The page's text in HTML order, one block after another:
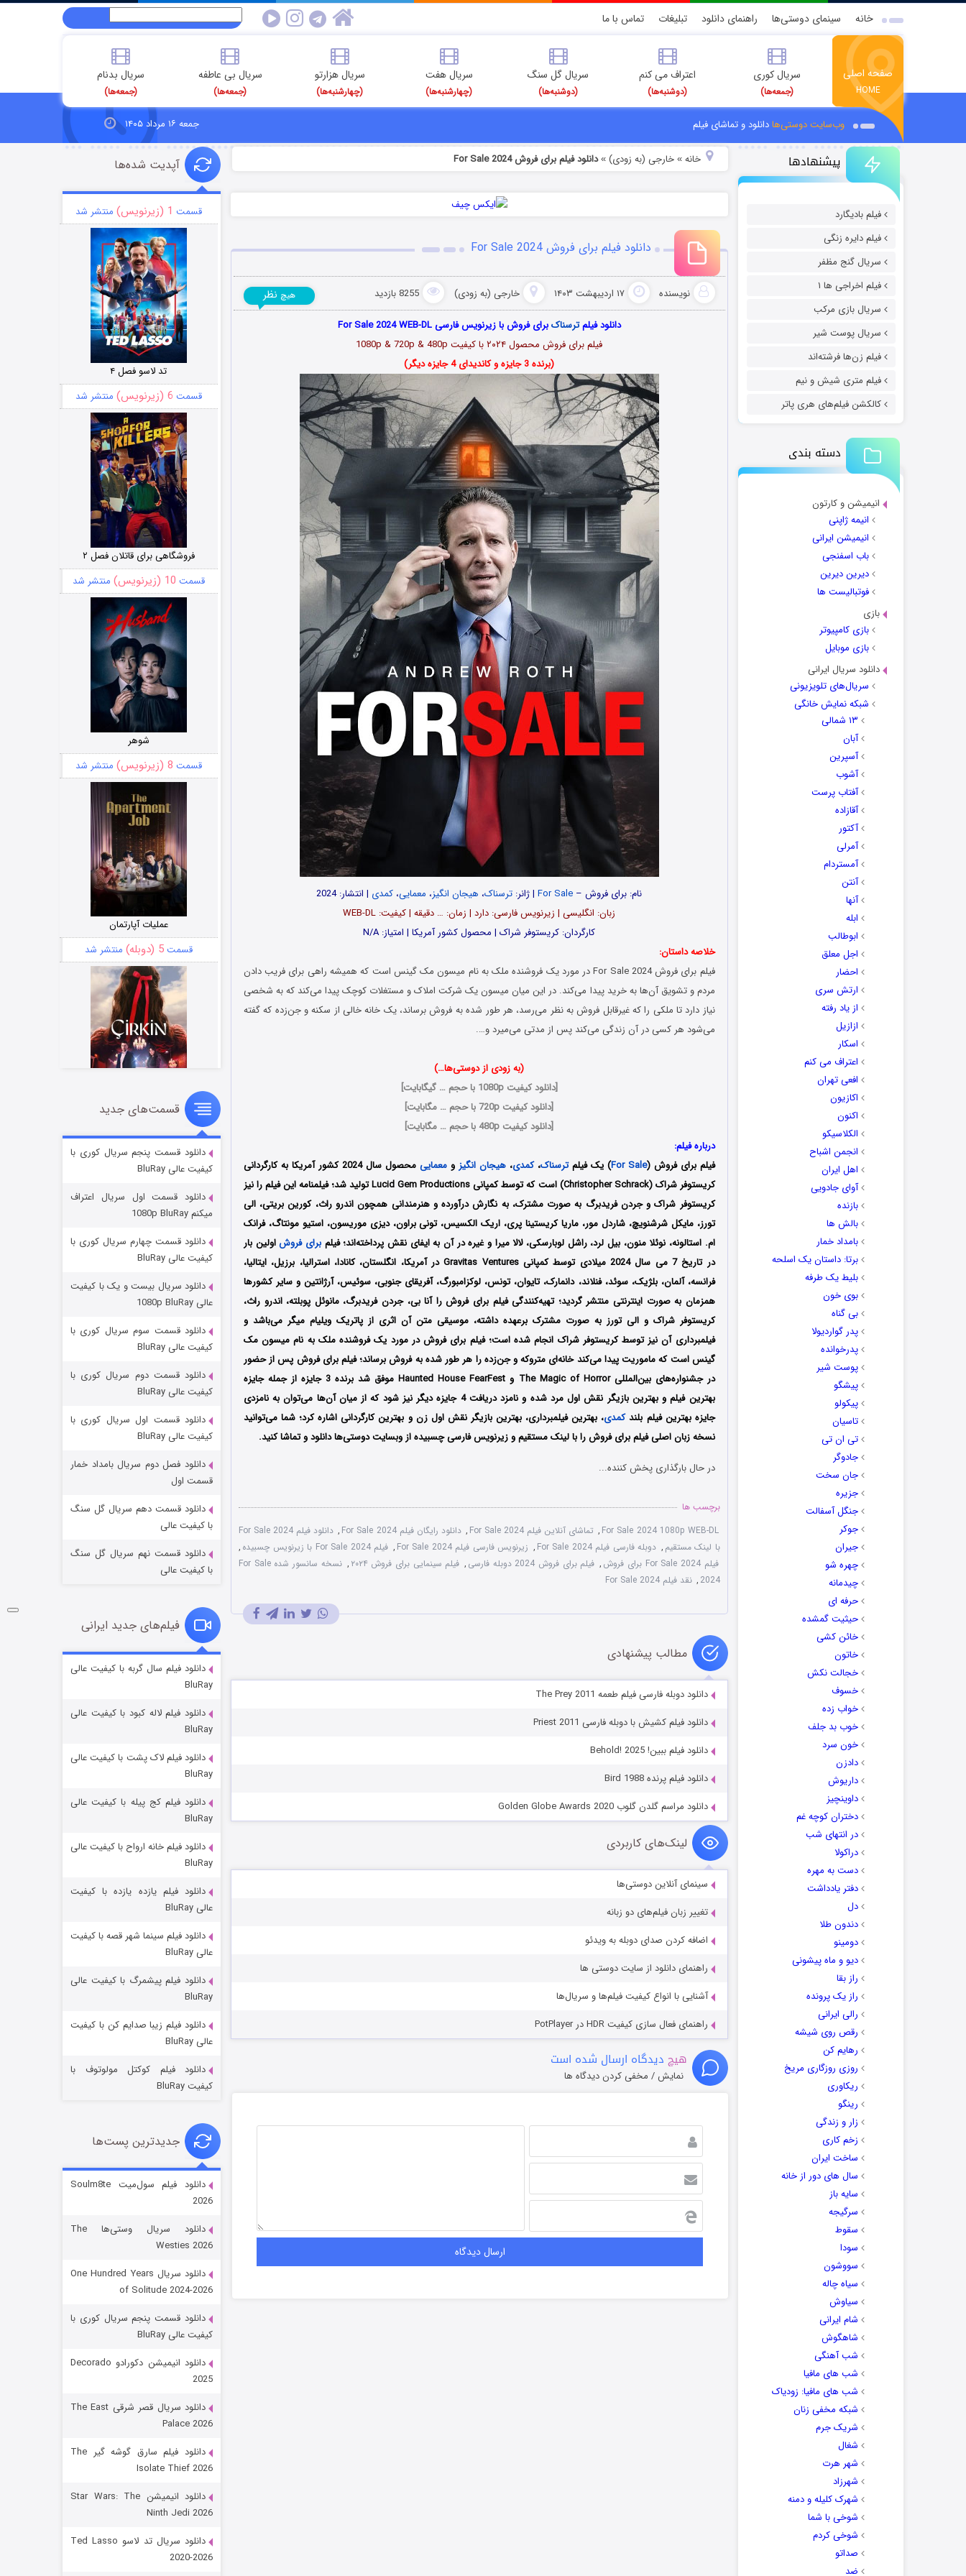
خانه سینمای دوستی‌ها راهنمای دانلود تبلیغات تماس با ما
صفحه اصلی
HOME
سریال کوری
(جمعه‌ها)
اعتراف می کنم
(دوشنبه‌ها)
سریال گل سنگ
(دوشنبه‌ها)
سریال هفت
(چهارشنبه‌ها)
سریال هزارتو
(چهارشنبه‌ها)
سریال بی عاطفه
(جمعه‌ها)
سریال بدنام
(جمعه‌ها)
وب‌سایت دوستی‌هادانلود و تماشای فیلم جمعه ۱۶ مرداد ۱۴۰۵
پیشنهادها
فیلم بادیگارد
فیلم دایره زنگی
سریال گنج مظفر
فیلم اخراجی ها ۱
سریال بازی مرکب
سریال پوست شیر
فیلم زن‌ها فرشته‌اند
فیلم متری شیش و نیم
کالکشن فیلم‌های هری پاتر
دسته بندی
انیمیشن و کارتون
انیمه ژاپنی
انیمیشن ایرانی
باب اسفنجی
دیرین دیرین
فوتبالیست ها
بازی
بازی کامپیوتر
بازی موبایل
دانلود سریال ایرانی
سریال‌های تلویزیونی
شبکه نمایش خانگی
۱۳ شمالی
آبان
آسپرین
آشوب
آفتاب پرست
آقازاده
آکتور
آمرلی
آمستردام
آنتن
آنها
ابله
ابوطالب
اجل معلق
احضار
ارتش سری
از یاد رفته
ازازیل
اسکار
اعتراف می کنم
افعی تهران
اکازیون
اکنون
الکلاسیکو
انجمن اشباح
اهل ایران
آوای جادویی
بازنده
بالش ها
بامداد خمار
برتا: داستان یک اسلحه
بلیط یک‌‌ طرفه
بوی خون
بی گناه
پدر گواردیولا
پدرخوانده
پوست شیر
پیشگو
پیکولو
تاسیان
تی ان تی
جادوگر
جان سخت
جزیره
جنگل آسفالت
جوکر
جیران
چهره شو
چیدمانه
حرفه ای
حیثیت گمشده
خائن کشی
خاتون
خجالت نکش
خسوف
خواب زده
خوب بد جلف
خون سرد
دادزن
داریوش
داوینچیز
دختران کوچه غم
در انتهای شب
دراکولا
دست به مهره
دفتر یادداشت
دل
دندون طلا
دومینو
دیو و ماه پیشونی
راز بقا
راز یک پرونده
رالی ایرانی
رقص روی شیشه
رهایم کن
روزی روزگاری مریخ
ریکاوری
رینگو
زار و زندگی
زخم کاری
ساخت ایران
سال های دور از خانه
سایه باز
سرگیجه
سقوط
سودا
سووشون
سیاه چاله
سیاوش
شام ایرانی
شاهگوش
شب آهنگی
شب های مافیا
شب های مافیا: زودیاک
شبکه مخفی زنان
شریک جرم
شغال
شهر هرت
شهرزاد
شهرک کلیله و دمنه
شوخی با شما
شوخی کردم
صداتو
ضد
خانه» خارجی (به زودی)»دانلود فیلم برای فروش For Sale 2024
دانلود فیلم برای فروش For Sale 2024
نویسنده ۱۷ اردیبهشت ۱۴۰۳ خارجی (به زودی) 8255 بازدید هیچ نظر
دانلود فیلمترسناکبرای فروش با زیرنویس فارسی For Sale 2024 WEB-DL
فیلم برای فروش محصول ۲۰۲۴ با کیفیت 1080p & 720p & 480p
(برنده 3 جایزه و کاندیدای 4 جایزه دیگر)
نام: برای فروش – For Sale| ژانر: ترسناک، هیجان انگیز، معمایی، کمدی | انتشار: 2024
زبان: انگلیسی | زیرنویس فارسی: دارد | زمان: … دقیقه | کیفیت: WEB-DL
کارگردان: کریستوفر شراک | محصول کشور آمریکا | امتیاز: N/A
خلاصه داستان:
فیلم برای فروش For Sale 2024 در مورد یک فروشنده ملک به نام میسون مک گینس است که همیشه راهی برای فریب دادن
مردم و تشویق آن‌ها به خرید پیدا می‌کند. در این میان میسون یک شرکت املاک و مستغلات کوچک پیدا می‌کند که به شخصی
نیاز دارد تا ملکی را که غیرقابل فروش به نظر می‌رسد، هر طور شده به فروش برساند، یک خانه خالی از سکنه و جن‌زده که گفته
می‌شود هر کسی در آن زندگی می‌کند پس از مدتی می‌میرد و….
(به زودی از دوستی‌ها…)
[دانلود کیفیت 1080p با حجم … گیگابایت
]
[دانلود کیفیت 720p با حجم … مگابایت
]
[دانلود کیفیت 480p با حجم … مگابایت
]
درباره فیلم:
فیلم برای فروش (For Sale) یک فیلمترسناک،کمدی،هیجان انگیز ومعمایی
محصول سال 2024 کشور آمریکا به کارگردانی
کریستوفر شراک (Christopher Schrack) است که توسط کمپانی‌ Lucid Gem Productions تولید شد؛ فیلمنامه این فیلم را نیز
کریستوفر شراک و جردن فریدبرگ به صورت مشترک، به نگارش درآورده و هنرمندانی همچون اندرو راث، کورین بریتی، الی
تورز، مایکل شرشنویچ، شاردل مور، ماریا کریستینا پری، اریک الکسیس، تونی براون، دیزی موریسون، استیو مونتاگ، فرانک
ام. استالونه، نوئلا منون، بیل لرد، راشل لوبارسکی، لالا میرا و غیره در آن به ایفای نقش پرداخته‌اند؛ فیلمبرای فروشاولین بار
در تاریخ 7 می سال 2024 میلادی توسط کمپانی‌‌ Gravitas Ventures در آمریکا، انگلستان، کانادا، استرالیا، برزیل، ایتالیا،
فرانسه، آلمان، بلژیک، سوئد، فنلاند، دانمارک، تایوان، تونس، لوکزامبورگ، آفریقای جنوبی، سوئیس، آرژانتین و سایر کشورها
همزمان به صورت اینترنتی منتشر گردید؛ تهیه‌کنندگی فیلم برای فروش را آنا بی، جردن فریدبرگ، مانوئل پوبلته، اندرو راث،
کریستوفر شراک و الی تورز به صورت مشترک برعهده داشته، موسیقی متن آن اثری از پاتریک ویلیام میگر می‌باشد و
فیلمبرداری آن نیز توسط کریستوفر شراک انجام شده است؛ فیلم برای فروش در مورد یک فروشنده ملک به نام میسون مک
گینس است که ماموریت پیدا می‌کند خانه‌ای متروکه و جن‌زده را هر طور شده به فروش برساند؛ فیلم برای فروش پس از حضور
در جشنواره‌‌‌های بین‌المللی The Magic of Horror و Haunted House FearFest موفق شد برنده 3 جایزه از جمله جایزه
بهترین فیلم و بهترین بازیگر نقش اول مرد شده و نامزد دریافت 4 جایزه دیگر نیز شود که از میان آن‌ها می‌توان به نامزدی
جایزه بهترین فیلم بلندکمدی، بهترین فیلمبرداری، بهترین بازیگر نقش اول زن و بهترین کارگردانی اشاره کرد؛ شما می‌توانید
نسخه زبان اصلی فیلم برای فروش را با ‌لینک مستقیم و زیرنویس فارسی چسبیده از وبسایت دوستی‌ها دانلود و تماشا کنید.
در حال بارگذاری پخش کننده...
برچسب ها
For Sale 2024 1080p WEB-DL
, تماشای آنلاین فیلم For Sale 2024 , دانلود رایگان فیلم For Sale 2024 ,
دانلود فیلم For Sale 2024
با لینک مستقیم , دوبله فارسی فیلم For Sale 2024 , زیرنویس فارسی فیلم For Sale 2024 , فیلم For Sale 2024 با زیرنویس چسبیده
,
فیلم For Sale 2024 برای فروش
, فیلم برای فروش 2024 دوبله فارسی , فیلم سینمایی برای فروش ۲۰۲۴ ,
نسخه سانسور شده For Sale
2024
, نقد فیلم For Sale 2024
مطالب پیشنهادی
دانلود دوبله فارسی فیلم طعمه The Prey 2011
دانلود فیلم کشیش با دوبله فارسی Priest 2011
دانلود فیلم ببین! Behold! 2025
دانلود فیلم پرنده Bird 1988
دانلود مراسم گلدن گلوب Golden Globe Awards 2020
لینک‌های کاربردی
سینمای آنلاین دوستی‌ها
تغییر زبان فیلم‌های دو زبانه
اضافه کردن صدای دوبله به ویدئو
راهنمای دانلود از سایت دوستی ها
آشنایی با انواع کیفیت فیلم‌ها و سریال‌ها
راهنمای فعال سازی کیفیت HDR در PotPlayer
هیچ دیدگاه ارسال شده است
نمایش / مخفی کردن دیدگاه ها
آپدیت شده‌ها
قسمت 1 (زیرنویس) منتشر شد
تد لاسو فصل ۴
قسمت 6 (زیرنویس) منتشر شد
فروشگاهی برای قاتلان فصل ۲
قسمت 10 (زیرنویس) منتشر شد
شوهر
قسمت 8 (زیرنویس) منتشر شد
عملیات آپارتمان
قسمت5 (دوبله) منتشر شد
سریال زشت
قسمت2 (زیرنویس) منتشر شد
مردگان متحرک: شهر مرده ۳
شکست استوارت در نجات جهان
قسمت 7 (زیرنویس) منتشر شد
شوگر فصل ۲
قسمت
خاندان اژدها فصل ۳
جادوگری در مغولستان
قسمت6 (زیرنویس)
رویایی برای تو
قسمت15 (دوبله)
قسمت‌های جدید
دانلود قسمت پنجم سریال کوری با
کیفیت عالی BluRay
دانلود قسمت اول سریال اعتراف
میکنم 1080p BluRay
دانلود قسمت چهارم سریال کوری با
کیفیت عالی BluRay
دانلود سریال بیست و یک با کیفیت
عالی 1080p BluRay
دانلود قسمت سوم سریال کوری با
کیفیت عالی BluRay
دانلود قسمت دوم سریال کوری با
کیفیت عالی BluRay
دانلود قسمت اول سریال کوری با
کیفیت عالی BluRay
دانلود فصل دوم سریال بامداد خمار
قسمت اول
دانلود قسمت دهم سریال گل سنگ
با کیفیت عالی
دانلود قسمت نهم سریال گل سنگ
با کیفیت عالی
فیلم‌های جدید ایرانی
دانلود فیلم سال گربه با کیفیت عالی
BluRay
دانلود فیلم لاله کبود با کیفیت عالی
BluRay
دانلود فیلم لاک پشت با کیفیت عالی
BluRay
دانلود فیلم کج‌ پیله با کیفیت عالی
BluRay
دانلود فیلم خانه ارواح با کیفیت عالی
BluRay
دانلود فیلم یازده یازده با کیفیت
عالی BluRay
دانلود فیلم سینما شهر قصه با کیفیت
عالی BluRay
دانلود فیلم پیشمرگ با کیفیت عالی
BluRay
دانلود فیلم زیبا صدایم کن با کیفیت
عالی BluRay
دانلود فیلم کوکتل مولوتوف با
کیفیت BluRay
جدیدترین پست‌ها
دانلود فیلم سول‌میت Soulm8te
2026
دانلود سریال وستی‌ها The
Westies 2026
دانلود سریال One Hundred Years
of Solitude 2024-2026
دانلود قسمت پنجم سریال کوری با
کیفیت عالی BluRay
دانلود انیمیشن دکورادو Decorado
2025
دانلود سریال قصر شرقی The East
Palace 2026
دانلود فیلم سارق گوشه گیر The
Isolate Thief 2026
دانلود انیمیشن Star Wars: The
Ninth Jedi 2026
دانلود سریال تد لاسو Ted Lasso
2020-2026